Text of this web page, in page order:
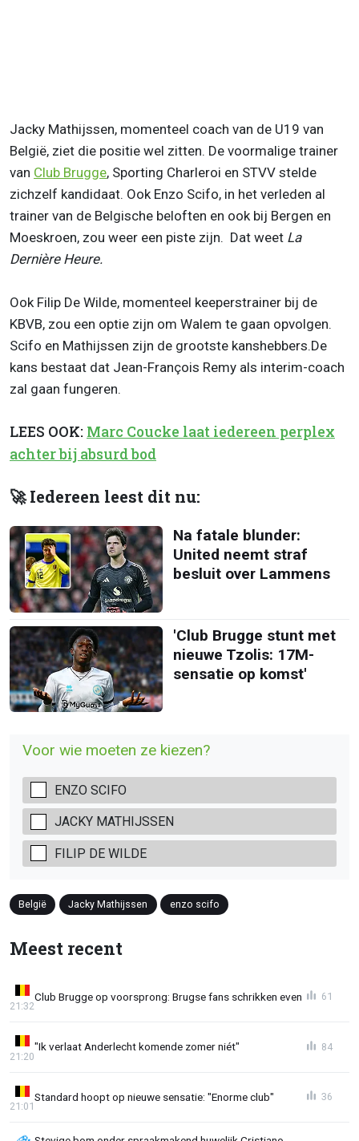
Jacky Mathijssen, momenteel coach van de U19 van
België, ziet die positie wel zitten. De voormalige trainer
van Club Brugge, Sporting Charleroi en STVV stelde
zichzelf kandidaat. Ook Enzo Scifo, in het verleden al
trainer van de Belgische beloften en ook bij Bergen en
Moeskroen, zou weer een piste zijn. Dat weet La
Dernière Heure.
Ook Filip De Wilde, momenteel keeperstrainer bij de
KBVB, zou een optie zijn om Walem te gaan opvolgen.
Scifo en Mathijssen zijn de grootste kanshebbers.De
kans bestaat dat Jean-François Remy als interim-coach
zal gaan fungeren.
LEES OOK: Marc Coucke laat iedereen perplex
achter bij absurd bod
🚀 Iedereen leest dit nu:
Na fatale blunder:
United neemt straf
besluit over Lammens
'Club Brugge stunt met
nieuwe Tzolis: 17M-
sensatie op komst'
Voor wie moeten ze kiezen?
ENZO SCIFO
JACKY MATHIJSSEN
FILIP DE WILDE
België Jacky Mathijssen enzo scifo
Meest recent
Club Brugge op voorsprong: Brugse fans schrikken even
21:32
61
"Ik verlaat Anderlecht komende zomer niét"
21:20
84
Standard hoopt op nieuwe sensatie: "Enorme club"
21:01
36